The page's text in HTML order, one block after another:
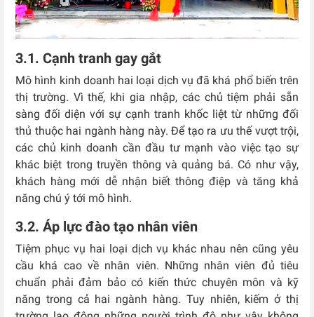
3.1. Cạnh tranh gay gắt
Mô hình kinh doanh hai loại dịch vụ đã khá phổ biến trên
thị trường. Vì thế, khi gia nhập, các chủ tiệm phải sẵn
sàng đối diện với sự cạnh tranh khốc liệt từ những đối
thủ thuộc hai ngành hàng này. Để tạo ra ưu thế vượt trội,
các chủ kinh doanh cần đầu tư mạnh vào việc tạo sự
khác biệt trong truyền thông và quảng bá. Có như vậy,
khách hàng mới dễ nhận biết thông điệp và tăng khả
năng chú ý tới mô hình.
3.2. Áp lực đào tạo nhân viên
Tiệm phục vụ hai loại dịch vụ khác nhau nên cũng yêu
cầu khá cao về nhân viên. Những nhân viên đủ tiêu
chuẩn phải đảm bảo có kiến thức chuyên môn và kỹ
năng trong cả hai ngành hàng. Tuy nhiên, kiếm ở thị